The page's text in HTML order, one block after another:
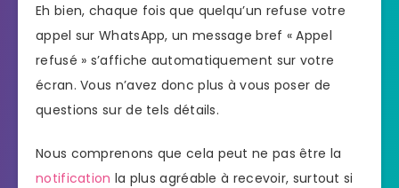
Eh bien, chaque fois que quelqu’un refuse votre
appel sur WhatsApp, un message bref « Appel
refusé » s’affiche automatiquement sur votre
écran. Vous n’avez donc plus à vous poser de
questions sur de tels détails.
Nous comprenons que cela peut ne pas être la
notification la plus agréable à recevoir, surtout si